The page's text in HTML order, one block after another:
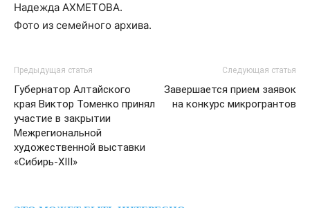
Надежда АХМЕТОВА.
Фото из семейного архива.
Предыдущая статья
Губернатор Алтайского
края Виктор Томенко принял
участие в закрытии
Межрегиональной
художественной выставки
«Сибирь-XIII»
Следующая статья
Завершается прием заявок
на конкурс микрогрантов